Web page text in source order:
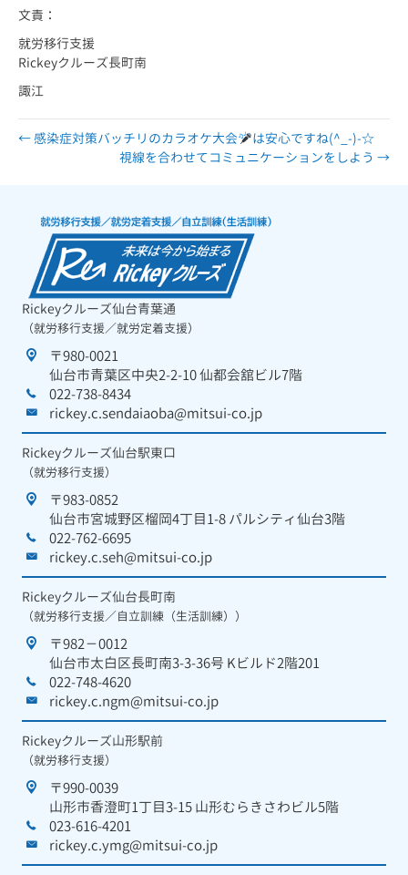
文責：
就労移行支援
Rickeyクルーズ長町南
諏江
← 感染症対策バッチリのカラオケ大会
は安心ですね(^_-)-☆
視線を合わせてコミュニケーションをしよう →
Rickeyクルーズ仙台青葉通
（就労移行支援／就労定着支援）
〒980-0021
仙台市青葉区中央2-2-10 仙都会舘ビル7階
022-738-8434
rickey.c.sendaiaoba@mitsui-co.jp
Rickeyクルーズ仙台駅東口
（就労移行支援）
〒983-0852
仙台市宮城野区榴岡4丁目1-8 パルシティ仙台3階
022-762-6695
rickey.c.seh@mitsui-co.jp
Rickeyクルーズ仙台長町南
（就労移行支援／自立訓練（生活訓練））
〒982－0012
仙台市太白区長町南3-3-36号 Kビルド2階201
022-748-4620
rickey.c.ngm@mitsui-co.jp
Rickeyクルーズ山形駅前
（就労移行支援）
〒990-0039
山形市香澄町1丁目3-15 山形むらきさわビル5階
023-616-4201
rickey.c.ymg@mitsui-co.jp